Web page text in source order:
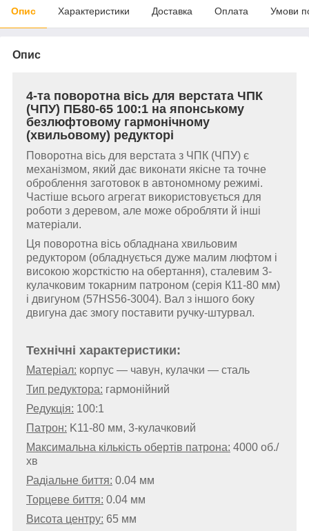
Опис Характеристики Доставка Оплата Умови
Опис
4-та поворотна вісь для верстата ЧПК
(ЧПУ) ПБ80-65 100:1 на японському
безлюфтовому гармонічному
(хвильовому) редукторі
Поворотна вісь для верстата з ЧПК (ЧПУ) є
механізмом, який дає виконати якісне та точне
оброблення заготовок в автономному режимі.
Частіше всього агрегат використовується для
роботи з деревом, але може обробляти й інші
матеріали.
Ця поворотна вісь обладнана хвильовим
редуктором (обладнується дуже малим люфтом і
високою жорсткістю на обертання), сталевим 3-
кулачковим токарним патроном (серія К11-80 мм)
і двигуном (57HS56-3004). Вал з іншого боку
двигуна дає змогу поставити ручку-штурвал.
Технічні характеристики:
Матеріал: корпус — чавун, кулачки — сталь
Тип редуктора: гармонійний
Редукція: 100:1
Патрон: K11-80 мм, 3-кулачковий
Максимальна кількість обертів патрона: 4000 об./
хв
Радіальне биття: 0.04 мм
Торцеве биття: 0.04 мм
Висота центру: 65 мм